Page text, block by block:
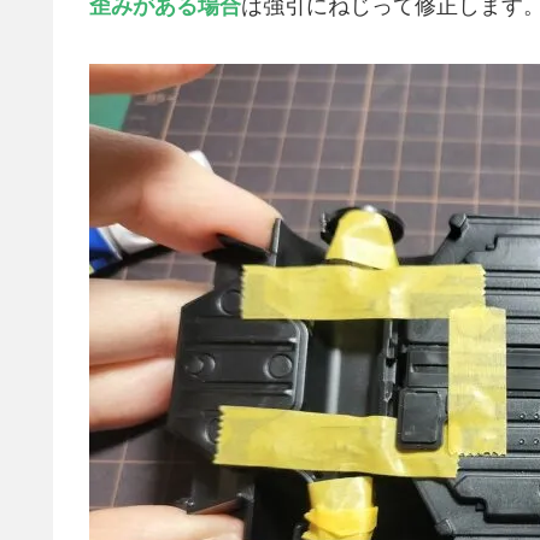
歪みがある場合は強引にねじって修正します